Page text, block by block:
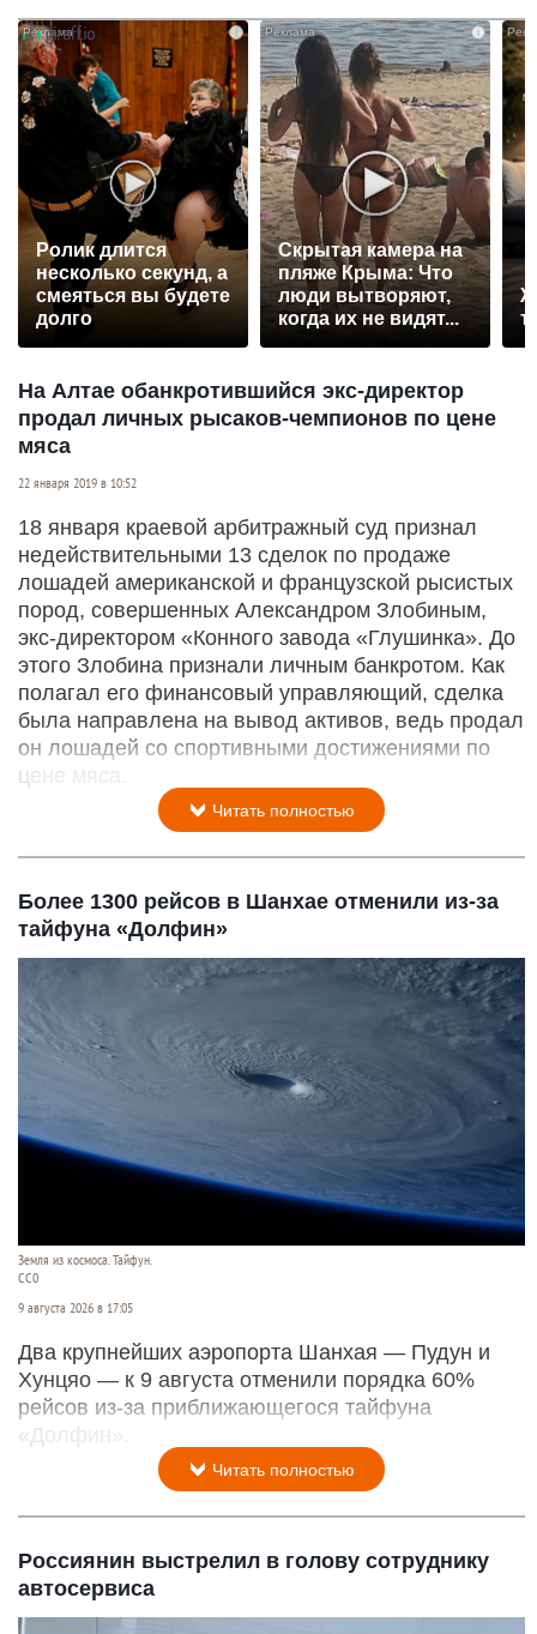
Ролик длится
несколько секунд, а
смеяться вы будете
долго
i
Скрытая камера на
пляже Крыма: Что
люди вытворяют,
когда их не видят...
На Алтае обанкротившийся экс-директор
продал личных рысаков-чемпионов по цене
мяса
22 января 2019 в 10:52
18 января краевой арбитражный суд признал
недействительными 13 сделок по продаже
лошадей американской и французской рысистых
пород, совершенных Александром Злобиным,
экс-директором «Конного завода «Глушинка». До
этого Злобина признали личным банкротом. Как
полагал его финансовый управляющий, сделка
была направлена на вывод активов, ведь продал
он лошадей со спортивными достижениями по
цене мяса.
Читать полностью
Более 1300 рейсов в Шанхае отменили из-за
тайфуна «Долфин»
Земля из космоса. Тайфун.
СС0
9 августа 2026 в 17:05
Два крупнейших аэропорта Шанхая — Пудун и
Хунцяо — к 9 августа отменили порядка 60%
рейсов из-за приближающегося тайфуна
«Долфин».
Читать полностью
Россиянин выстрелил в голову сотруднику
автосервиса